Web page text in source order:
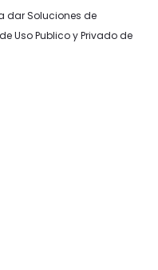
dar Soluciones de
Uso Publico y Privado de